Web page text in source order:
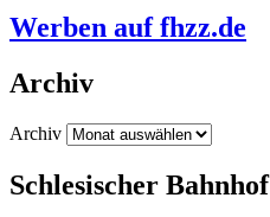
Werben auf fhzz.de
Archiv
Archiv
Schlesischer Bahnhof